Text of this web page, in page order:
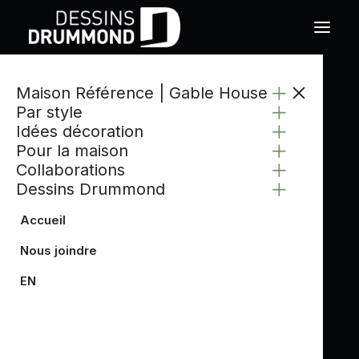
Maison Référence | Gable House
Par style
Idées décoration
Pour la maison
Collaborations
Dessins Drummond
Accueil
Nous joindre
EN